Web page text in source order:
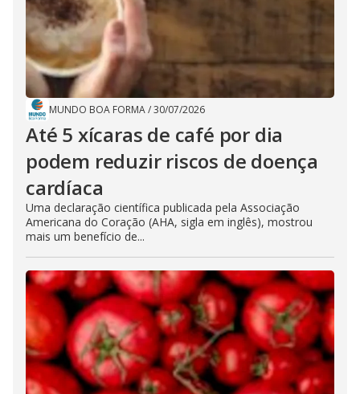
MUNDO BOA FORMA/30/07/2026
Até 5 xícaras de café por dia
podem reduzir riscos de doença
cardíaca
Uma declaração científica publicada pela Associação
Americana do Coração (AHA, sigla em inglês), mostrou
mais um benefício de...